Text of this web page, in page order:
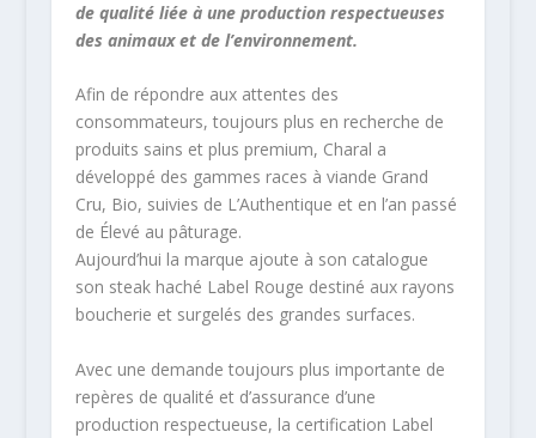
de qualité liée à une production respectueuses
des animaux et de l’environnement.
Afin de répondre aux attentes des
consommateurs, toujours plus en recherche de
produits sains et plus premium, Charal a
développé des gammes races à viande Grand
Cru, Bio, suivies de L’Authentique et en l’an passé
de Élevé au pâturage.
Aujourd’hui la marque ajoute à son catalogue
son steak haché Label Rouge destiné aux rayons
boucherie et surgelés des grandes surfaces.
Avec une demande toujours plus importante de
repères de qualité et d’assurance d’une
production respectueuse, la certification Label